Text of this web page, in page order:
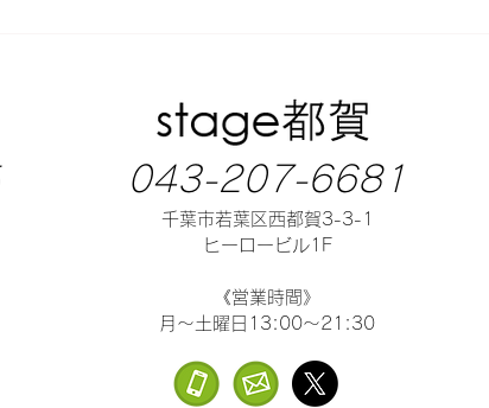
043-207-6681
千葉市若葉区西都賀3-3-1
ヒーロービル1F
《営業時間》
月～土曜日13:00～21:30